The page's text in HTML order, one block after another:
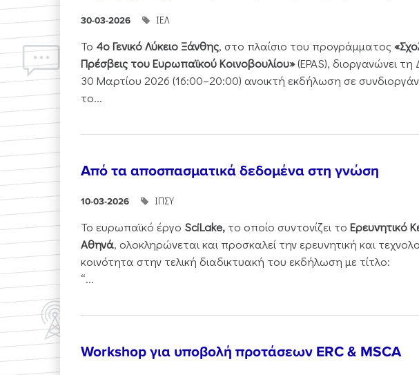
30-03-2026 ΙΕΛ
Το 4ο Γενικό Λύκειο Ξάνθης, στο πλαίσιο του προγράμματος
Πρέσβεις του Ευρωπαϊκού Κοινοβουλίου»(EPAS), διοργανώνει
30 Μαρτίου 2026 (16:00–20:00) ανοικτή εκδήλωση σε
το...
Από τα αποσπασματικά δεδομένα στη γνώση
10-03-2026 ΙΠΣΥ
Το ευρωπαϊκό έργο SciLake, το οποίο συντονίζει το Ερευνητικό
Αθηνά, ολοκληρώνεται και προσκαλεί την ερευνητική και
κοινότητα στην τελική διαδικτυακή του εκδήλωση με τίτλο:
“...
Workshop για υποβολή προτάσεων ERC & MSCA